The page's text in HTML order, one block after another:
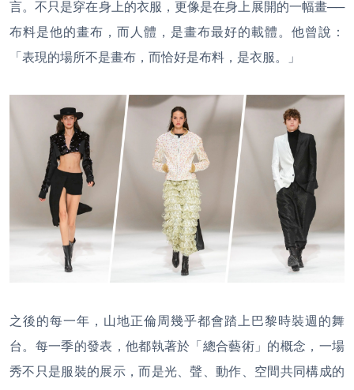
言。不只是穿在身上的衣服，更像是在身上展開的一幅畫──
布料是他的畫布，而人體，是畫布最好的載體。他曾說：
「表現的場所不是畫布，而恰好是布料，是衣服。」
之後的每一年，山地正倫周幾乎都會踏上巴黎時裝週的舞
台。每一季的發表，他都執著於「總合藝術」的概念，一場
秀不只是服裝的展示，而是光、聲、動作、空間共同構成的